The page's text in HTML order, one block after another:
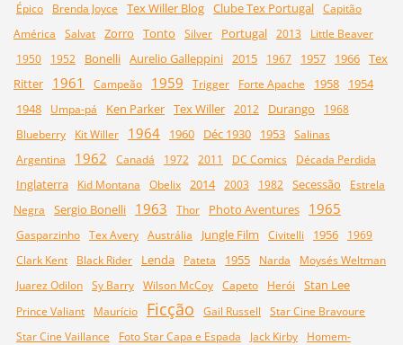
Épico
Brenda Joyce Tex Willer Blog Clube Tex Portugal Capitão
América
Salvat Zorro Tonto Silver Portugal 2013
Little Beaver
1950
1952 Bonelli Aurelio Galleppini 2015 1967 1957 1966 Tex
Ritter
1961 Campeão 1959 Trigger Forte Apache 1958
1954
1948
Umpa-pá Ken Parker Tex Willer 2012 Durango
1968
Blueberry
Kit Willer 1964 1960 Déc 1930 1953 Salinas
Argentina
1962 Canadá 1972 2011 DC Comics Década Perdida
Inglaterra Kid Montana Obelix 2014 2003 1982 Secessão
Estrela
Negra
Sergio Bonelli 1963 Thor Photo Aventures 1965
Gasparzinho Tex Avery Austrália Jungle Film Civitelli 1956
1969
Clark Kent
Black Rider Lenda Pateta 1955 Narda
Moysés Weltman
Juarez Odilon Sy Barry Wilson McCoy Capeto Herói Stan Lee
Prince Valiant Maurício Ficção Gail Russell
Star Cine Bravoure
Star Cine Vaillance
Foto Star Capa e Espada Jack Kirby
Homem-